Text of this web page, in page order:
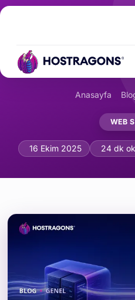
Anasayfa
WEB
Varnish Cache ile
16 Ekim 2025 24 dk